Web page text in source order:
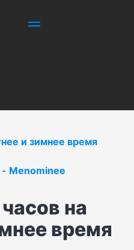
и зимнее время
Menominee
на
время